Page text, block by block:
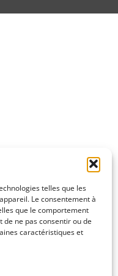
telles que les
Le consentement à
que le comportement
ne pas consentir ou de
caractéristiques et